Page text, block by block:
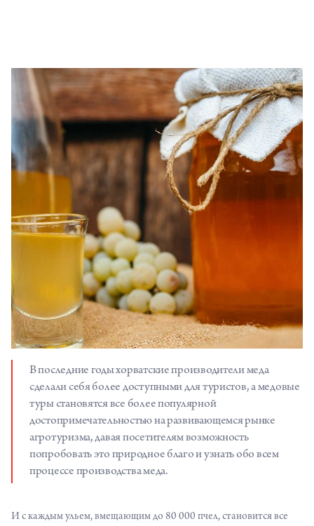
В последние годы хорватские производители меда
сделали себя более доступными для туристов, а медовые
туры становятся все более популярной
достопримечательностью на развивающемся рынке
агротуризма, давая посетителям возможность
попробовать это природное благо и узнать обо всем
процессе производства меда.
И с каждым ульем, вмещающим до 80 000 пчел, становится все